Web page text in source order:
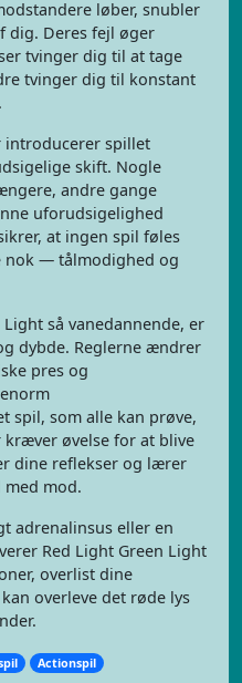
løber, snubler
dig. Deres fejl øger
tvinger dig til at tage
tvinger dig til konstant
spillet
skift. Nogle
andre gange
uforudsigelighed
at ingen spil føles
nok — tålmodighed og
så vanedannende, er
dybde. Reglerne ændrer
pres og
spil, som alle kan prøve,
øvelse for at blive
dine reflekser og lærer
mod.
adrenalinsus eller en
Red Light Green Light
overlist dine
overleve det røde lys
Actionspil